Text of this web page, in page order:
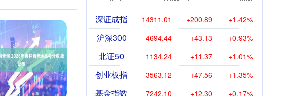
深证成指 14311.01 +200.89 +1.42%
沪深300 4694.44 +43.13 +0.93%
北证50 1134.24 +11.37 +1.01%
创业板指 3563.12 +47.56 +1.35%
基金指数 7242.10 +12.30 +0.17%